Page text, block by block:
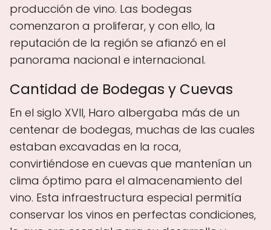
producción de vino. Las bodegas
comenzaron a proliferar, y con ello, la
reputación de la región se afianzó en el
panorama nacional e internacional.
Cantidad de Bodegas y Cuevas
En el siglo XVII, Haro albergaba más de un
centenar de bodegas, muchas de las cuales
estaban excavadas en la roca,
convirtiéndose en cuevas que mantenían un
clima óptimo para el almacenamiento del
vino. Esta infraestructura especial permitía
conservar los vinos en perfectas condiciones,